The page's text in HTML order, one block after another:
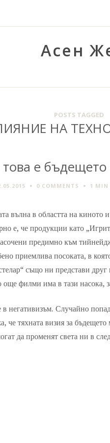
Асен
POSTS TAGGED
НА
е бъдещето
0 COMMENTS 1 MIN
вълна в областта на киното
е, че продукции като
предимно към
приемлива посоката, в
също ни представи
още филми има в тази насока,
негативизъм. Случайно
тяхната визия за
да променят света ни в